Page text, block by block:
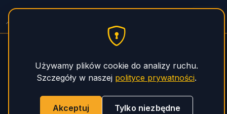
Używamy plików cookie do analizy ruchu.
Szczegóły w naszej polityce prywatności.
Akceptuj Tylko niezbędne